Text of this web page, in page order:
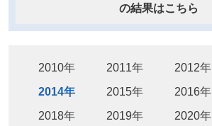
の結果はこちら
2010年 2011年 2012年
2014年
2015年 2016年
2018年
2019年 2020年